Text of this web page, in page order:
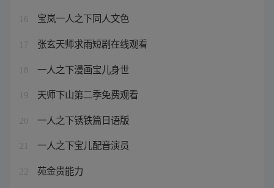
16 宝岚一人之下同人文色
17 张玄天师求雨短剧在线观看
18 一人之下漫画宝儿身世
19 天师下山第二季免费观看
20 一人之下锈铁篇日语版
21 一人之下宝儿配音演员
22 苑金贵能力